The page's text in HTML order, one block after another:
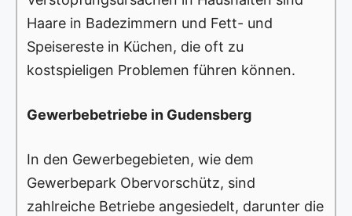
Haare in Badezimmern und Fett- und
Speisereste in Küchen, die oft zu
kostspieligen Problemen führen können.
Gewerbebetriebe in Gudensberg
In den Gewerbegebieten, wie dem
Gewerbepark Obervorschütz, sind
zahlreiche Betriebe angesiedelt, darunter die